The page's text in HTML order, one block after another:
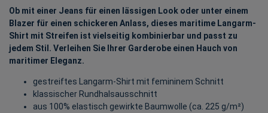
Ob mit einer Jeans für einen lässigen Look oder unter einem
Blazer für einen schickeren Anlass, dieses maritime Langarm-
Shirt mit Streifen ist vielseitig kombinierbar und passt zu
jedem Stil. Verleihen Sie Ihrer Garderobe einen Hauch von
maritimer Eleganz.
gestreiftes Langarm-Shirt mit femininem Schnitt
klassischer Rundhalsausschnitt
aus 100% elastisch gewirkte Baumwolle (ca. 225 g/m²)